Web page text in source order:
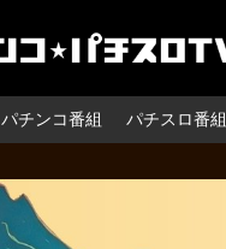
パチンコ番組 パチスロ番組